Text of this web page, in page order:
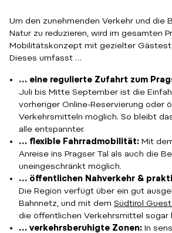
Um den zunehmenden Verkehr und die
Natur zu reduzieren, wird im gesamten
Mobilitätskonzept mit gezielter
Dieses umfasst …
… eine regulierte Zufahrt zum
Juli bis Mitte September ist die
vorheriger Online-Reservierung oder
Verkehrsmitteln möglich. So bleibt
alle entspannter.
… flexible Fahrradmobilität: Mit
Anreise ins Pragser Tal als auch die
uneingeschränkt möglich.
… öffentlichen Nahverkehr &
Die Region verfügt über ein gut
Bahnnetz, und mit dem Südtirol Guest
die öffentlichen Verkehrsmittel sogar
… verkehrsberuhigte Zonen: In